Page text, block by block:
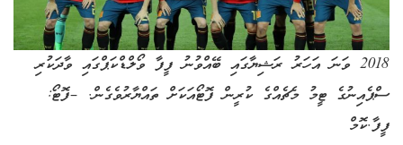
2018 ވަނަ އަހަރު ރަޝިޔާގައި ބޭއްވުނު ފީފާ ވޯލްޑްކަޕްގައި ވާދަކުރި
ސްޕެއިނުގެ ޓީމު މެޗެއްގެ ކުރީން ފޮޓޯއަކަށް ތައްޔާރުވެގެން. –ފޮޓޯ:
ފީފާ.ކޮމް